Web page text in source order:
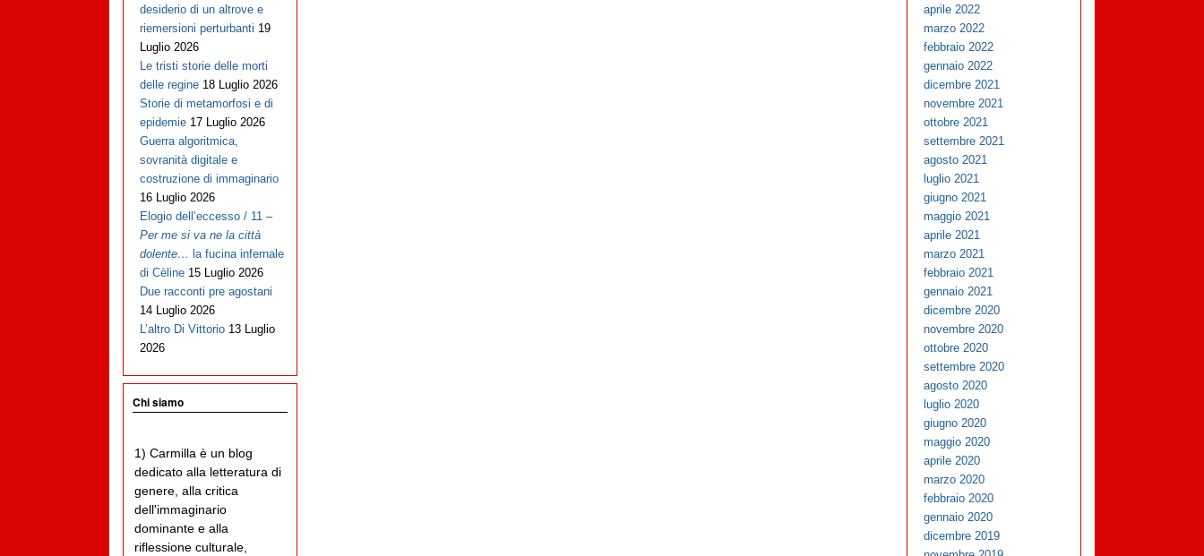
desiderio di un altrove e
riemersioni perturbanti 19
Luglio 2026
Le tristi storie delle morti
delle regine 18 Luglio 2026
Storie di metamorfosi e di
epidemie 17 Luglio 2026
Guerra algoritmica,
sovranità digitale e
costruzione di immaginario
16 Luglio 2026
Elogio dell’eccesso / 11 –
Per me si va ne la città
dolente… la fucina infernale
di Cèline 15 Luglio 2026
Due racconti pre agostani
14 Luglio 2026
L’altro Di Vittorio 13 Luglio
2026
Chi siamo
1) Carmilla è un blog
dedicato alla letteratura di
genere, alla critica
dell'immaginario
dominante e alla
riflessione culturale,
aprile 2022
marzo 2022
febbraio 2022
gennaio 2022
dicembre 2021
novembre 2021
ottobre 2021
settembre 2021
agosto 2021
luglio 2021
giugno 2021
maggio 2021
aprile 2021
marzo 2021
febbraio 2021
gennaio 2021
dicembre 2020
novembre 2020
ottobre 2020
settembre 2020
agosto 2020
luglio 2020
giugno 2020
maggio 2020
aprile 2020
marzo 2020
febbraio 2020
gennaio 2020
dicembre 2019